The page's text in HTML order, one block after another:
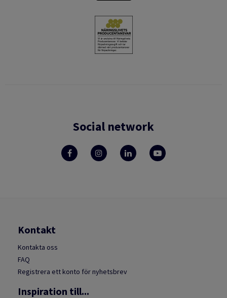
Social network
Kontakt
Kontakta oss
FAQ
Registrera ett konto för nyhetsbrev
Inspiration till...